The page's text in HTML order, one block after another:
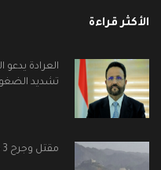
الأكثر قراءة
العرادة
تشديد
مقتل وجرح 3 حوثيين في اشتباكات غرب تعز